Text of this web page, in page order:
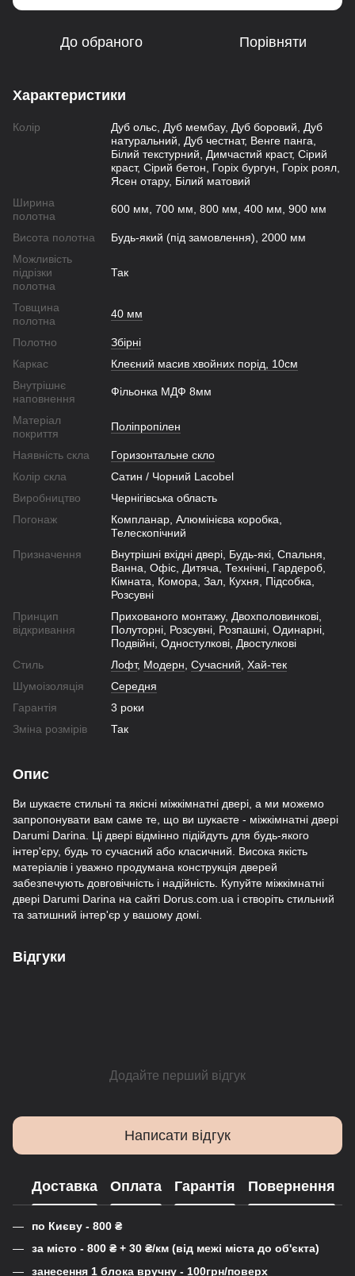
До обраного Порівняти
Характеристики
Колір
Дуб ольс, Дуб мембау, Дуб боровий, Дуб
натуральний, Дуб честнат, Венге панга,
Білий текстурний, Димчастий краст, Сірий
краст, Сірий бетон, Горіх бургун, Горіх роял,
Ясен отару, Білий матовий
Ширина
полотна
600 мм, 700 мм, 800 мм, 400 мм, 900 мм
Висота полотна
Будь-який (під замовлення), 2000 мм
Можливість
підрізки
полотна
Так
Товщина
полотна
40 мм
Полотно
Збірні
Каркас
Клеєний масив хвойних порід, 10см
Внутрішнє
наповнення
Фільонка МДФ 8мм
Матеріал
покриття
Поліпропілен
Наявність скла
Горизонтальне скло
Колір скла
Сатин / Чорний Lacobel
Виробництво
Чернігівська область
Погонаж
Компланар, Алюмінієва коробка,
Телескопічний
Призначення
Внутрішні вхідні двері, Будь-які, Спальня,
Ванна, Офіс, Дитяча, Технічні, Гардероб,
Кімната, Комора, Зал, Кухня, Підсобка,
Розсувні
Принцип
відкривання
Прихованого монтажу, Двохполовинкові,
Полуторні, Розсувні, Розпашні, Одинарні,
Подвійні, Одностулкові, Двостулкові
Стиль
Лофт, Модерн Сучасний Хай-тек
Шумоізоляція
Середня
Гарантія
3 роки
Зміна розмірів
Так
Опис
Ви шукаєте стильні та якісні міжкімнатні двері, а ми можемо
запропонувати вам саме те, що ви шукаєте - міжкімнатні двері
Darumi Darina. Ці двері відмінно підійдуть для будь-якого
інтер'єру, будь то сучасний або класичний. Висока якість
матеріалів і уважно продумана конструкція дверей
забезпечують довговічність і надійність. Купуйте міжкімнатні
двері Darumi Darina на сайті Dorus.com.ua і створіть стильний
та затишний інтер'єр у вашому домі.
Відгуки
Додайте перший відгук
Написати відгук
Доставка Оплата Гарантія Повернення
по Києву - 800 ₴
за місто - 800 ₴ + 30 ₴/км (від межі міста до об'єкта)
занесення 1 блока вручну - 100грн/поверх